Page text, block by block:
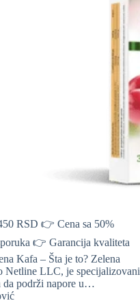
RSD 👉 Cena sa 50%
👉 Garancija kvaliteta
Kafa – Šta je to? Zelena
Netline LLC, je specijalizovani
da podrži napore u…